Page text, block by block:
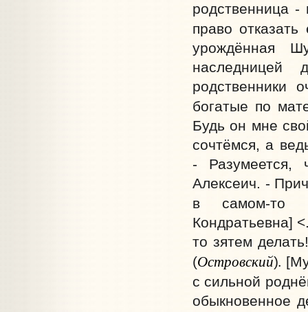
родственница
право
урождённая
наследницей
родственники
богатые по
Будь он мне
сочтёмся, а
- Разумеется,
Алексеич. -
в самом-то
Кондратьевна]
то зятем
(Островский).
с сильной
обыкновенное